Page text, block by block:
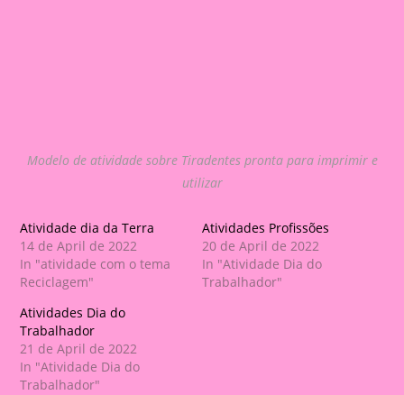
Modelo de atividade sobre Tiradentes pronta para imprimir e
utilizar
Atividade dia da Terra
14 de April de 2022
In "atividade com o tema
Reciclagem"
Atividades Profissões
20 de April de 2022
In "Atividade Dia do
Trabalhador"
Atividades Dia do
Trabalhador
21 de April de 2022
In "Atividade Dia do
Trabalhador"